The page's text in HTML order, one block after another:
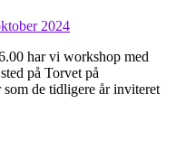
2024
har vi workshop med
på Torvet på
de tidligere år inviteret